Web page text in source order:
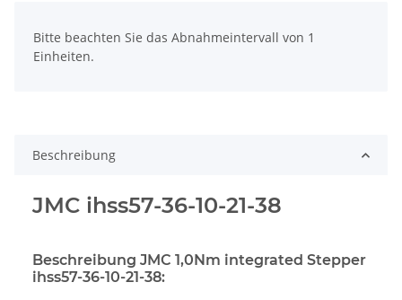
Bitte beachten Sie das Abnahmeintervall von 1
Einheiten.
Beschreibung
JMC ihss57-36-10-21-38
Beschreibung JMC 1,0Nm integrated Stepper
ihss57-36-10-21-38: